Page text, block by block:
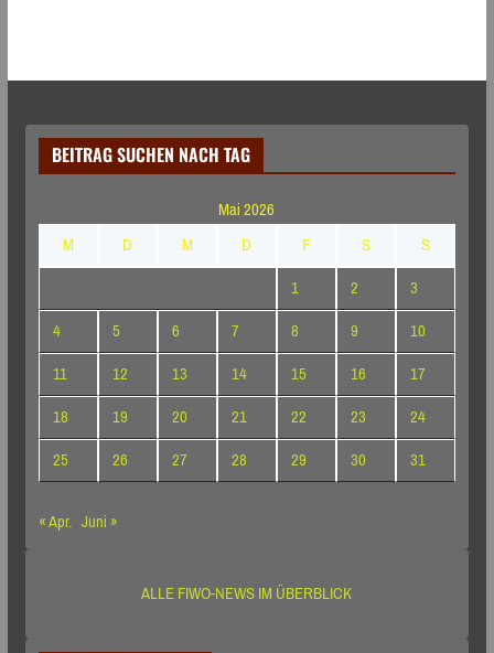
BEITRAG SUCHEN NACH TAG
Mai 2026
M
D M D F S
S
1
2
3
4
5 6 7 8 9
10
11
12 13 14 15 16
17
18
19 20 21 22 23
24
25
26 27 28 29 30
31
« Apr. Juni »
ALLE FIWO-NEWS IM ÜBERBLICK